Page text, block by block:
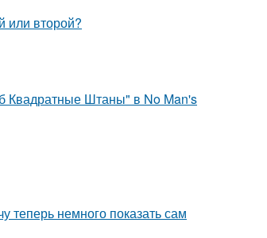
или второй?
Квадратные Штаны" в No Man's
теперь немного показать сам